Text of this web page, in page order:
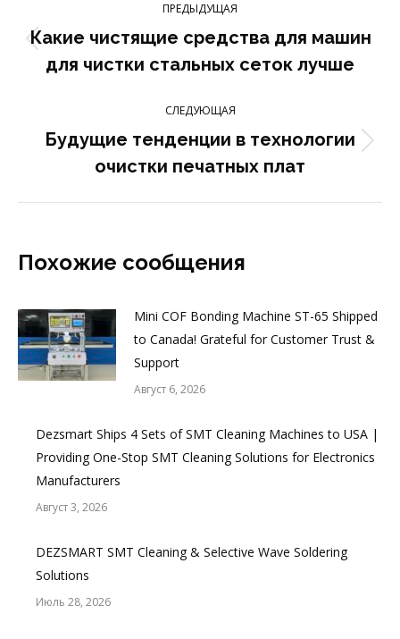
по
записям
ПРЕДЫДУЩАЯ
Предыдущая
запись:
Какие чистящие средства для машин
для чистки стальных сеток лучше
СЛЕДУЮЩАЯ
Следующая
запись:
Будущие тенденции в технологии
очистки печатных плат
Похожие сообщения
Mini COF Bonding Machine ST-65 Shipped
to Canada! Grateful for Customer Trust &
Support
Август 6, 2026
Dezsmart Ships 4 Sets of SMT Cleaning Machines to USA |
Providing One-Stop SMT Cleaning Solutions for Electronics
Manufacturers
Август 3, 2026
DEZSMART SMT Cleaning & Selective Wave Soldering
Solutions
Июль 28, 2026